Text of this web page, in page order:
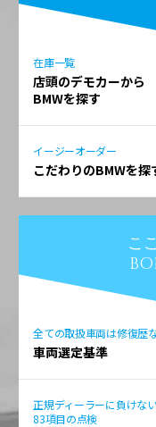
在庫一覧
店頭のデモカーから
BMWを探す
イージーオーダー
こだわりのBMWを探
こ
全ての取扱車両は修復歴
車両選定基準
正規ディーラーに負けない
83項目の点検